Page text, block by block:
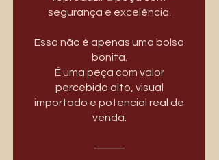
segurança e excelência.
Essa não é apenas uma bolsa
bonita.
É uma peça com valor
percebido alto, visual
importado e potencial real de
venda.
⸻